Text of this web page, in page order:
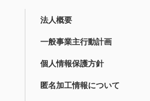
法人概要
一般事業主行動計画
個人情報保護方針
匿名加工情報について